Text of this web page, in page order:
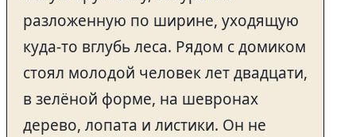
разложенную по ширине, уходящую
куда-то вглубь леса. Рядом с домиком
стоял молодой человек лет двадцати,
в зелёной форме, на шевронах
дерево, лопата и листики. Он не